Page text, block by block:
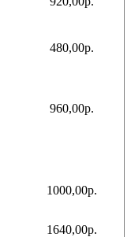
480,00р.
960,00р.
1000,00р.
1640,00р.